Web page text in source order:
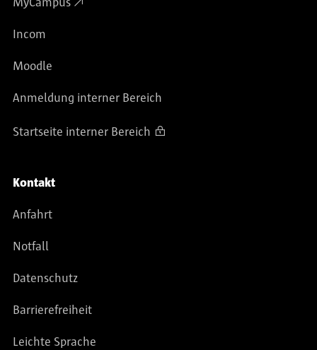
MyCampus
Incom
Moodle
Anmeldung interner Bereich
Startseite interner Bereich
Kontakt
Anfahrt
Notfall
Datenschutz
Barrierefreiheit
Leichte Sprache